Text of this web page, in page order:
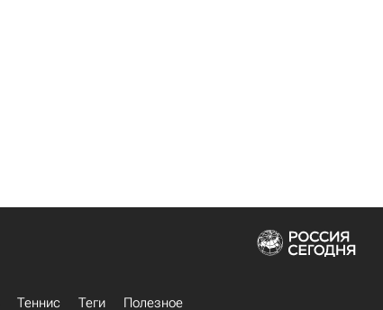
Теннис Теги Полезное